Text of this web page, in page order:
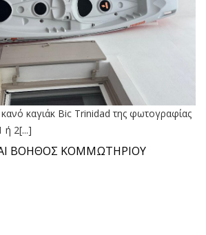
κανό καγιάκ Bic Trinidad της φωτογραφίας
ή 2[...]
ΒΟΗΘΟΣ ΚΟΜΜΩΤΗΡΙΟΥ